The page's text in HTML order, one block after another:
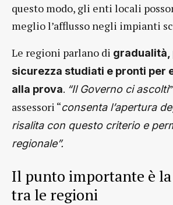
questo modo, gli enti locali
meglio l’afflusso negli impianti
Le regioni parlano di gradualità,
sicurezza studiati e pronti per
alla prova. “Il Governo ci ascolti
assessori “consenta l’apertura
risalita con questo criterio e
regionale”.
Il punto importante è
tra le regioni